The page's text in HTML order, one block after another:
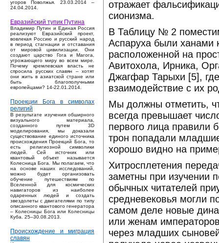
угоров Поволжья. 23.03.2014 –
24.04.2014.
Евразийский тупик Путина
Владимир Путин и Единая Россия
реализуют Евразийский проект,
вовлекая Россию и русский народ
в период стагнации и отставания
от мировой цивилизации. Они
создают царство Гога и Магога,
угрожающего миру во всем мире.
Почему кремлевская власть не
спросила русских славян – хотят
они жить в азиатской стране или
быть благополучными
европейцами? 14-22.01.2014.
Проекции Бога в символах
религий
В результате изучения обширного
визуального материала,
созданного путем 3D
моделирования, мы доказали
существование единого источника
происхождения Проекций Бога, то
есть религиозной символики
людей. Сей источник или
квантовый объект называется
Колесница Бога. Мы полагаем, что
на основе наших исследований,
можно будет организовать
обучение путешествиям по
Вселенной для космических
навигаторов из наиболее
одаренных людей и создать
звездолеты с двигателями по типу
описанного квантового генератора
– Колесницы Бога или Колесницы
Куба. 25–30.08.2013.
Происхождение и миграция
славян
отражает
сионизма.
В Таблицу № 2
Аспаруха были ханами
расположенной на
Авитохола, Ирника,
Джагфар Тарыхи [5],
взаимодействие с их
Мы должны отметить,
всегда превышает
первого лица правили
трон попадали
хорошо видно на
Хитросплетения
заметны при изучении
обычных читателей
средневековья могли
самом деле новые
или женам
через младших